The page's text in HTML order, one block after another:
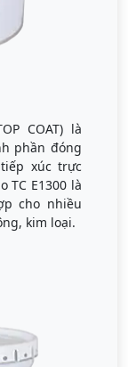
COAT) là
phần đóng
xúc trực
TC E1300 là
cho nhiều
kim loại.